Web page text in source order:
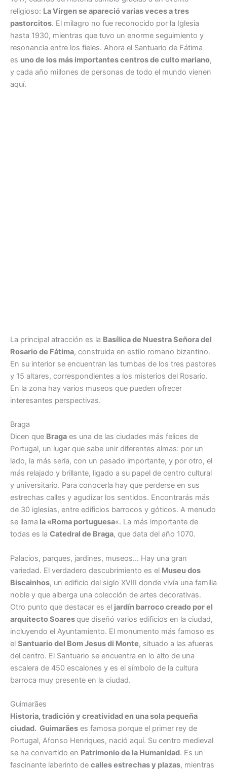
religioso: La Virgen se apareció varias veces a tres
pastorcitos. El milagro no fue reconocido por la Iglesia
hasta 1930, mientras que tuvo un enorme seguimiento y
resonancia entre los fieles. Ahora el Santuario de Fátima
es uno de los más importantes centros de culto mariano,
y cada año millones de personas de todo el mundo vienen
aquí.
La principal atracción es la Basílica de Nuestra Señora del
Rosario de Fátima, construida en estilo romano bizantino.
En su interior se encuentran las tumbas de los tres pastores
y 15 altares, correspondientes a los misterios del Rosario.
En la zona hay varios museos que pueden ofrecer
interesantes perspectivas.
Braga
Dicen que Braga es una de las ciudades más felices de
Portugal, un lugar que sabe unir diferentes almas: por un
lado, la más seria, con un pasado importante, y por otro, el
más relajado y brillante, ligado a su papel de centro cultural
y universitario. Para conocerla hay que perderse en sus
estrechas calles y agudizar los sentidos. Encontrarás más
de 30 iglesias, entre edificios barrocos y góticos. A menudo
se llama la «Roma portuguesa«. La más importante de
todas es la Catedral de Braga, que data del año 1070.
Palacios, parques, jardines, museos… Hay una gran
variedad. El verdadero descubrimiento es el Museu dos
Biscainhos, un edificio del siglo XVIII donde vivía una familia
noble y que alberga una colección de artes decorativas.
Otro punto que destacar es el jardín barroco creado por el
arquitecto Soaresque diseñó varios edificios en la ciudad,
incluyendo el Ayuntamiento. El monumento más famoso es
el Santuario del Bom Jesus di Monte, situado a las afueras
del centro. El Santuario se encuentra en lo alto de una
escalera de 450 escalones y es el símbolo de la cultura
barroca muy presente en la ciudad.
Guimarães
Historia, tradición y creatividad en una sola pequeña
ciudad. Guimarães es famosa porque el primer rey de
Portugal, Afonso Henriques, nació aquí. Su centro medieval
se ha convertido en Patrimonio de la Humanidad. Es un
fascinante laberinto de calles estrechas y plazas, mientras